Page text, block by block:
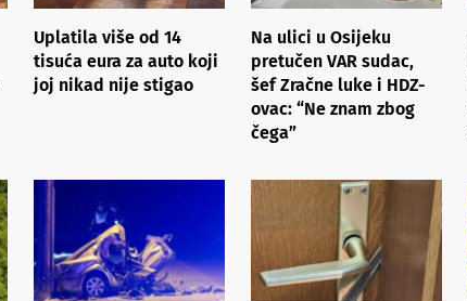
Uplatila više od 14
tisuća eura za auto koji
joj nikad nije stigao
Na ulici u Osijeku
pretučen VAR sudac,
šef Zračne luke i HDZ-
ovac: “Ne znam zbog
čega”